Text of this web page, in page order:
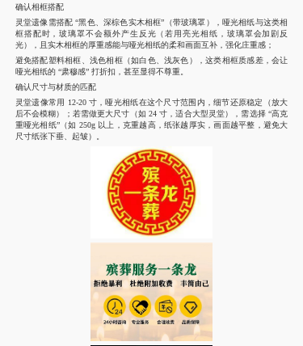
确认相框搭配
灵堂遗像需搭配 “黑色、深棕色实木相框”（带玻璃罩），哑光相纸与这类相
框搭配时，玻璃罩不会额外产生反光（若用亮光相纸，玻璃罩会加剧反
光），且实木相框的厚重感能与哑光相纸的柔和画面互补，强化庄重感；
避免搭配塑料相框、浅色相框（如白色、浅灰色），这类相框质感差，会让
哑光相纸的 “肃穆感” 打折扣，甚至显得不尊重。
确认尺寸与材质的匹配
灵堂遗像常用 12-20 寸，哑光相纸在这个尺寸范围内，细节还原稳定（放大
后不会模糊）；若需做更大尺寸（如 24 寸，适合大型灵堂），需选择 “高克
重哑光相纸”（如 250g 以上，克重越高，纸张越厚实，画面越平整，避免大
尺寸纸张下垂、起皱）。